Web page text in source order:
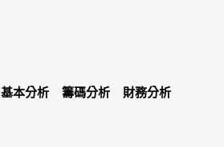
基本分析 籌碼分析 財務分析